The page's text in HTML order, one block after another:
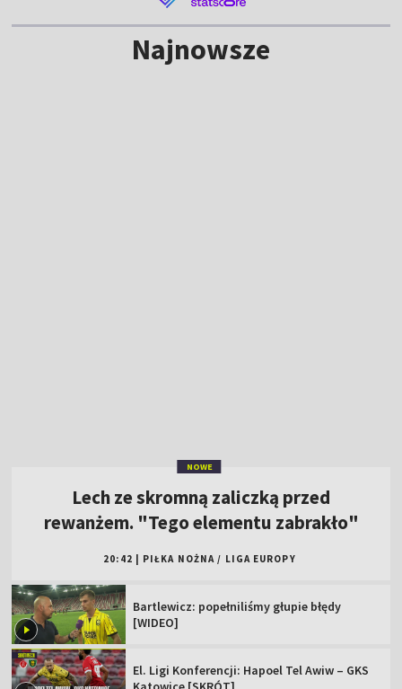
Najnowsze
[WIDEO]
El. Ligi Konferencji: Hapoel Tel Awiw – GKS
Katowice [SKRÓT]
Kowalczyk: ciężko się wchodzi w taki mecz
Popis skrzydłowego Jagi. "Dubletu nie